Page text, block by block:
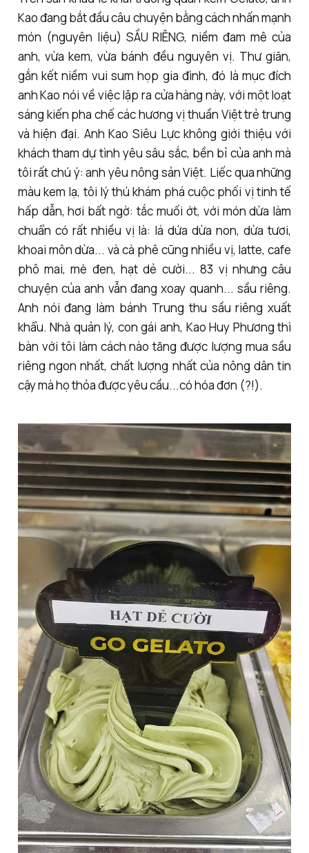
Kao đang bắt đầu câu chuyện bằng cách nhấn mạnh
món (nguyên liệu) SẦU RIÊNG, niềm đam mê của
anh, vừa kem, vừa bánh đều nguyên vị. Thư giãn,
gắn kết niềm vui sum họp gia đình, đó là mục đích
anh Kao nói về việc lập ra cửa hàng này, với một loạt
sáng kiến pha chế các hương vị thuần Việt trẻ trung
và hiện đại. Anh Kao Siêu Lực không giới thiệu với
khách tham dự tình yêu sâu sắc, bền bỉ của anh mà
tôi rất chú ý: anh yêu nông sản Việt. Liếc qua những
màu kem lạ, tôi lý thú khám phá cuộc phối vị tinh tế
hấp dẫn, hơi bất ngờ: tắc muối ớt, với món dừa làm
chuẩn có rất nhiều vị là: lá dứa dừa non, dừa tươi,
khoai môn dừa... và cà phê cũng nhiều vị, latte, cafe
phô mai, mè đen, hạt dẻ cười... 83 vị nhưng câu
chuyện của anh vẫn đang xoay quanh... sầu riêng.
Anh nói đang làm bánh Trung thu sầu riêng xuất
khẩu. Nhà quản lý, con gái anh, Kao Huy Phương thì
bàn với tôi làm cách nào tăng được lượng mua sầu
riêng ngon nhất, chất lượng nhất của nông dân tin
cậy mà họ thỏa được yêu cầu...có hóa đơn (?!).